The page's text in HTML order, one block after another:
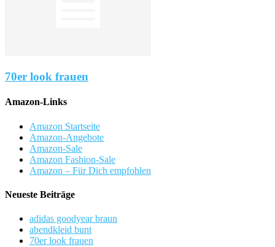
70er look frauen
Amazon-Links
Amazon Startseite
Amazon-Angebote
Amazon-Sale
Amazon Fashion-Sale
Amazon – Für Dich empfohlen
Neueste Beiträge
adidas goodyear braun
abendkleid bunt
70er look frauen